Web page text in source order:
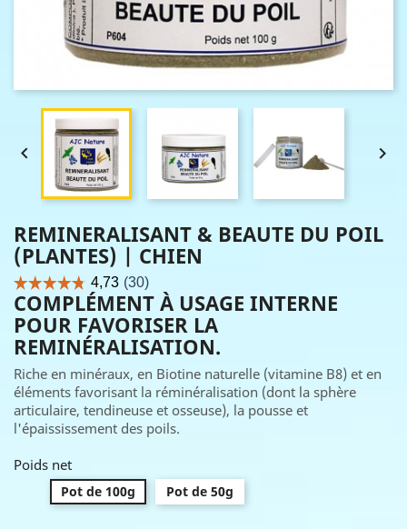
 
REMINERALISANT & BEAUTE DU POIL
(PLANTES) | CHIEN
COMPLÉMENT À USAGE INTERNE
POUR FAVORISER LA
REMINÉRALISATION.
Riche en minéraux, en Biotine naturelle (vitamine B8) et en
éléments favorisant la réminéralisation (dont la sphère
articulaire, tendineuse et osseuse), la pousse et
l'épaississement des poils.
Poids net
Pot de 100g Pot de 50g